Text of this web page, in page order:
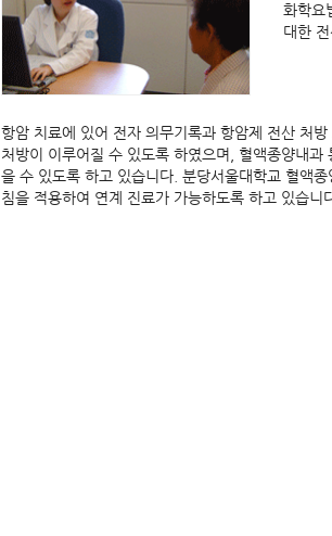
화학요
대한
항암 치료에 있어 전자 의무기록과 항암제 전산 처
처방이 이루어질 수 있도록 하였으며, 혈액종양내
을 수 있도록 하고 있습니다. 분당서울대학교 혈액
침을 적용하여 연계 진료가 가능하도록 하고 있습니